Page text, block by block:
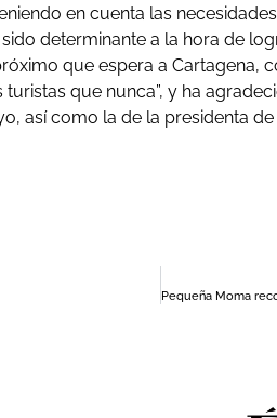
en cuenta las
determinante a la hora de
que espera a Cartagena,
que nunca”, y ha
así como la de la presidenta